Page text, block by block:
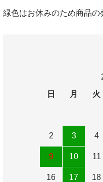
緑色はお休みのため商品の
日
月 火
2 3 4
9 10 11
16 17 18